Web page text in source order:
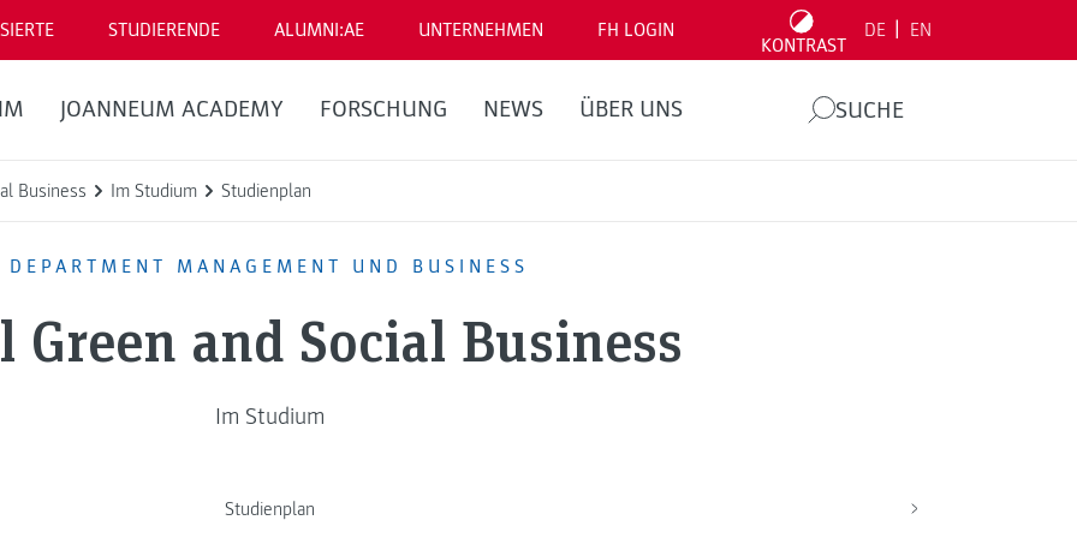
STUDIERENDE ALUMNI:AE UNTERNEHMEN FH LOGIN
KONTRAST
DE EN
JOANNEUM ACADEMY FORSCHUNG NEWS ÜBER UNS SUCHE
Business Im Studium Studienplan
DEPARTMENT MANAGEMENT UND BUSINESS
Green and Social Business
Im Studium
Studienplan